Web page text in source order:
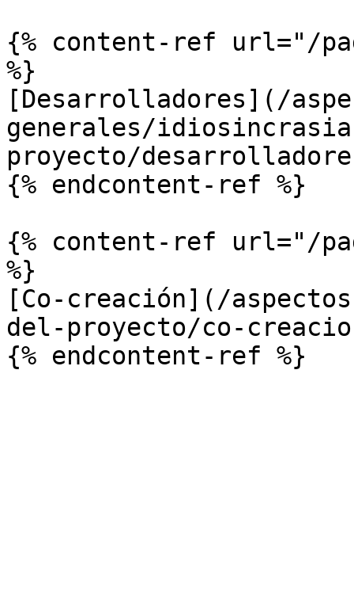
{% content-ref url="/
%}
[Desarrolladores](/
generales/
proyecto/
{% endcontent-ref %}
{% content-ref url="/
%}
[Co-creación](/
del-proyecto/co-